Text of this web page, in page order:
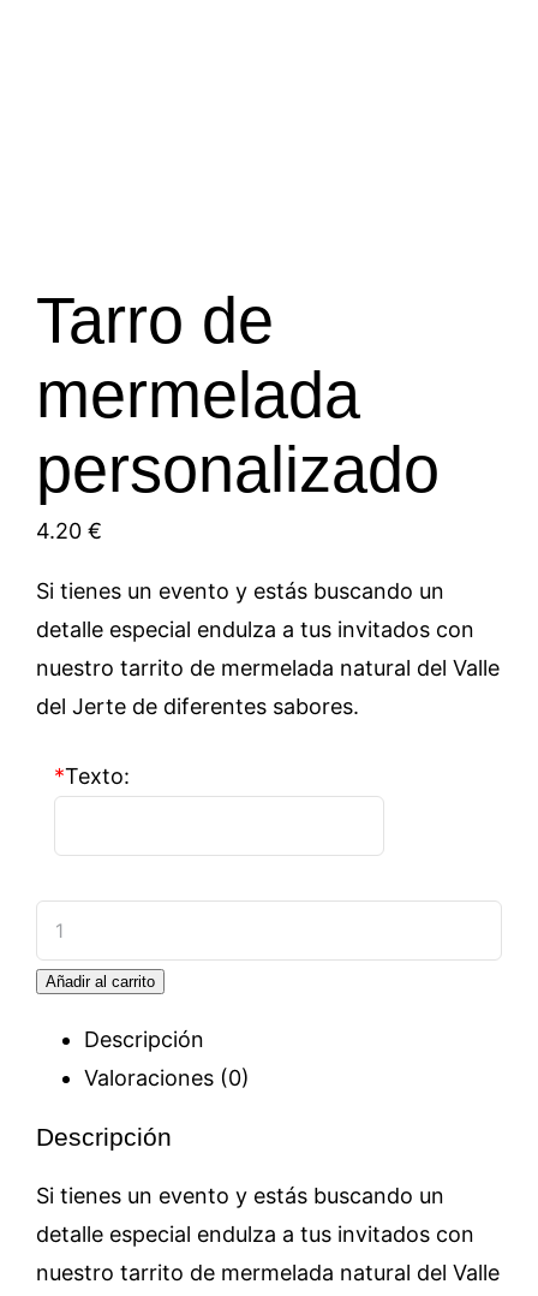
Tarro de
mermelada
personalizado
4.20 €
Si tienes un evento y estás buscando un
detalle especial endulza a tus invitados con
nuestro tarrito de mermelada natural del Valle
del Jerte de diferentes sabores.
*Texto:
Tarro
de
mermelada
personalizado
cantidad
Añadir al carrito
Descripción
Valoraciones (0)
Descripción
Si tienes un evento y estás buscando un
detalle especial endulza a tus invitados con
nuestro tarrito de mermelada natural del Valle